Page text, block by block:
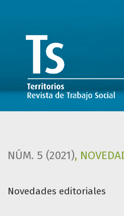
NÚM. 5 (2021),
Novedades editoriales